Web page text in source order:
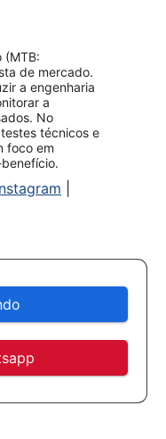
(MTB:
de mercado.
a engenharia
a
No
técnicos e
foco em